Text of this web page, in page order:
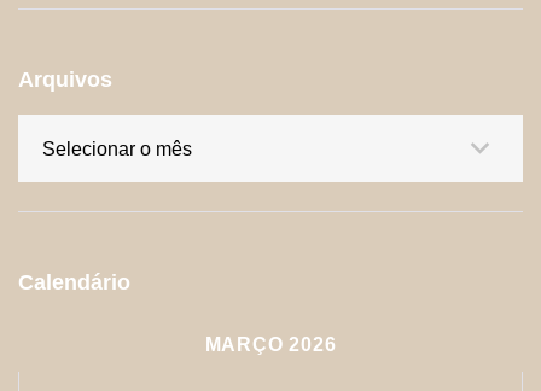
Arquivos
Calendário
MARÇO 2026